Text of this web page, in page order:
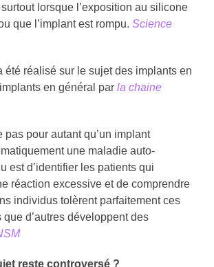
lorsque l’exposition au silicone
que l’implant est rompu. Science
été réalisé sur le sujet des implants en
en général par la chaine
pour autant qu’un implant
une maladie auto-
est d’identifier les patients qui
réaction excessive et de comprendre
individus tolèrent parfaitement ces
que d’autres développent des
reste controversé ?